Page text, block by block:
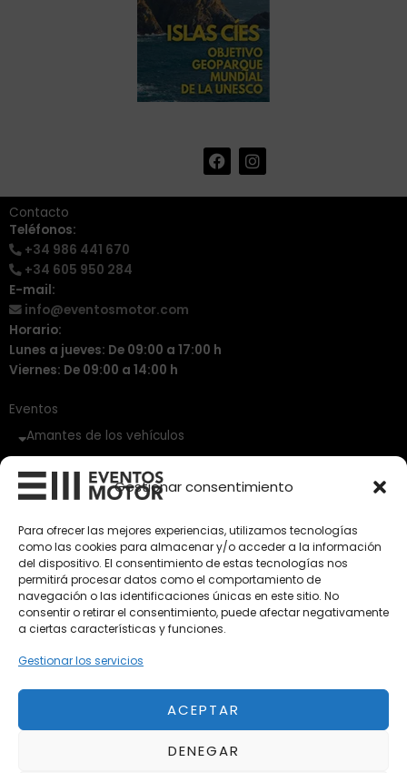
Gestionar consentimiento
Para ofrecer las mejores experiencias, utilizamos tecnologías
como las cookies para almacenar y/o acceder a la información
del dispositivo. El consentimiento de estas tecnologías nos
permitirá procesar datos como el comportamiento de
navegación o las identificaciones únicas en este sitio. No
consentir o retirar el consentimiento, puede afectar negativamente
a ciertas características y funciones.
Gestionar los servicios
ACEPTAR
DENEGAR
F
a
e
I
n
t
Contacto
Teléfonos:
+34 986 441 670
+34 605 950 284
E-mail:
info@eventosmotor.com
Horario:
Lunes a jueves: De 09:00 a 17:00 h
Viernes: De 09:00 a 14:00 h
Eventos
Amantes de los vehículos
Vehículos Clásicos
Vehículos de Ocasión
Próximos
Eclipse by SELECTO
Del 12/08/2026 al 12/08/2026
Del 02/10/2026 al 05/10/2026
Del 02/10/2026 al 05/10/2026